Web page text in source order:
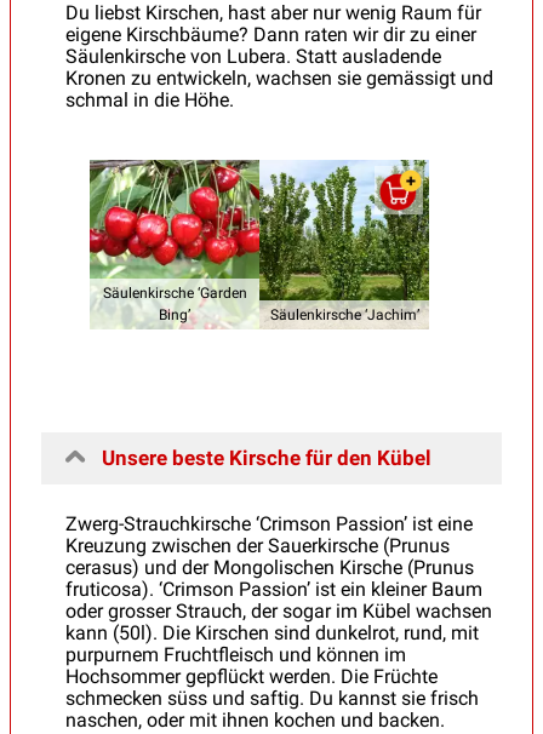
Du liebst Kirschen, hast aber nur wenig Raum für
eigene Kirschbäume? Dann raten wir dir zu einer
Säulenkirsche von Lubera. Statt ausladende
Kronen zu entwickeln, wachsen sie gemässigt und
schmal in die Höhe.
Säulenkirsche ‘Garden
Bing’
Säulenkirsche ‘Jachim’
Unsere beste Kirsche für den Kübel
Zwerg-Strauchkirsche ‘Crimson Passion’ ist eine
Kreuzung zwischen der Sauerkirsche (Prunus
cerasus) und der Mongolischen Kirsche (Prunus
fruticosa). ‘Crimson Passion’ ist ein kleiner Baum
oder grosser Strauch, der sogar im Kübel wachsen
kann (50l). Die Kirschen sind dunkelrot, rund, mit
purpurnem Fruchtfleisch und können im
Hochsommer gepflückt werden. Die Früchte
schmecken süss und saftig. Du kannst sie frisch
naschen, oder mit ihnen kochen und backen.